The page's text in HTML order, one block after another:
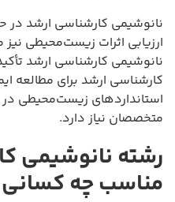
نانوشیمی کارشناسی ارشد
ارزیابی اثرات زیست‌محیطی
نانوشیمی کارشناسی ارشد
کارشناسی ارشد برای مطالعه
استانداردهای زیست‌محیطی در
متخصصان نیاز دارد.
رشته نانوشیمی
مناسب چه